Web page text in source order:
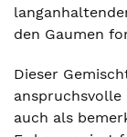
den Gaumen
Dieser
anspruchsvolle
auch als